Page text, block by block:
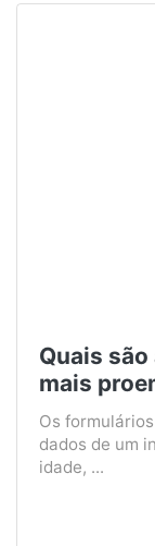
Quais
mais
Os
dados de um
idade, ...